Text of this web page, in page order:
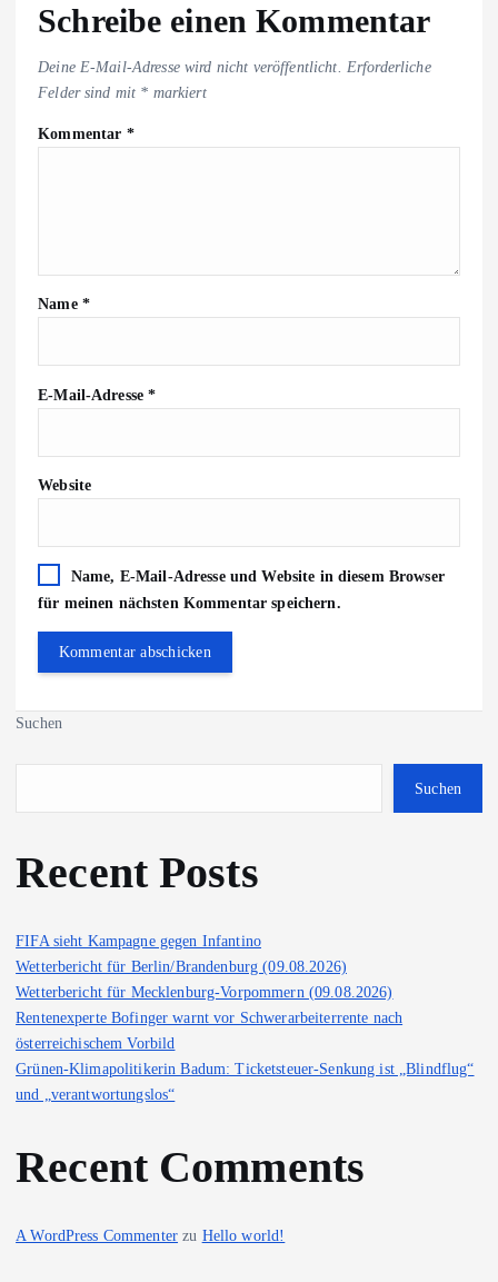
Schreibe einen Kommentar
Deine E-Mail-Adresse wird nicht veröffentlicht.
Erforderliche
Felder sind mit * markiert
Kommentar *
Name *
E-Mail-Adresse*
Website
Name, E-Mail-Adresse und Website in diesem Browser
für meinen nächsten Kommentar speichern.
Suchen
Suchen
Recent Posts
FIFA sieht Kampagne gegen Infantino
Wetterbericht für Berlin/Brandenburg (09.08.2026)
Wetterbericht für Mecklenburg-Vorpommern (09.08.2026)
Rentenexperte Bofinger warnt vor Schwerarbeiterrente nach
österreichischem Vorbild
Grünen-Klimapolitikerin Badum: Ticketsteuer-Senkung ist „Blindflug“
und „verantwortungslos“
Recent Comments
A WordPress Commenter zu Hello world!